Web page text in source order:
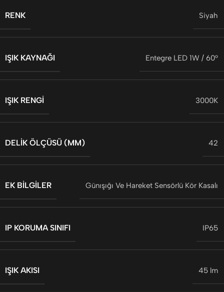
RENK Siyah
IŞIK KAYNAĞI Entegre LED 1W / 60°
IŞIK RENGI 3000K
DELIK ÖLÇÜSÜ (MM) 42
EK BILGILER Günışığı Ve Hareket Sensörlü Kör Kasalı
IP KORUMA SINIFI IP65
IŞIK AKISI 45 lm